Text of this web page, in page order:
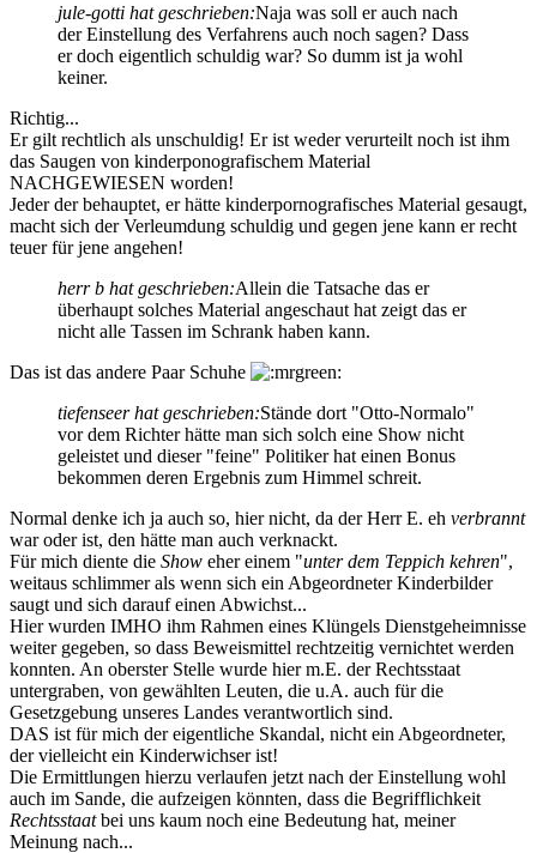
jule-gotti hat geschrieben:Naja was soll er auch nach
der Einstellung des Verfahrens auch noch sagen? Dass
er doch eigentlich schuldig war? So dumm ist ja wohl
keiner.
Richtig...
Er gilt rechtlich als unschuldig! Er ist weder verurteilt noch ist ihm
das Saugen von kinderponografischem Material
NACHGEWIESEN worden!
Jeder der behauptet, er hätte kinderpornografisches Material gesaugt,
macht sich der Verleumdung schuldig und gegen jene kann er recht
teuer für jene angehen!
herr b hat geschrieben:Allein die Tatsache das er
überhaupt solches Material angeschaut hat zeigt das er
nicht alle Tassen im Schrank haben kann.
Das ist das andere Paar Schuhe
tiefenseer hat geschrieben:Stände dort "Otto-Normalo"
vor dem Richter hätte man sich solch eine Show nicht
geleistet und dieser "feine" Politiker hat einen Bonus
bekommen deren Ergebnis zum Himmel schreit.
Normal denke ich ja auch so, hier nicht, da der Herr E. eh verbrannt
war oder ist, den hätte man auch verknackt.
Für mich diente die Show eher einem "unter dem Teppich kehren",
weitaus schlimmer als wenn sich ein Abgeordneter Kinderbilder
saugt und sich darauf einen Abwichst...
Hier wurden IMHO ihm Rahmen eines Klüngels Dienstgeheimnisse
weiter gegeben, so dass Beweismittel rechtzeitig vernichtet werden
konnten. An oberster Stelle wurde hier m.E. der Rechtsstaat
untergraben, von gewählten Leuten, die u.A. auch für die
Gesetzgebung unseres Landes verantwortlich sind.
DAS ist für mich der eigentliche Skandal, nicht ein Abgeordneter,
der vielleicht ein Kinderwichser ist!
Die Ermittlungen hierzu verlaufen jetzt nach der Einstellung wohl
auch im Sande, die aufzeigen könnten, dass die Begrifflichkeit
Rechtsstaatbei uns kaum noch eine Bedeutung hat, meiner
Meinung nach...